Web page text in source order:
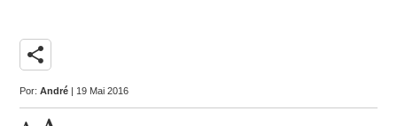
share
Por:André | 19 Mai 2016